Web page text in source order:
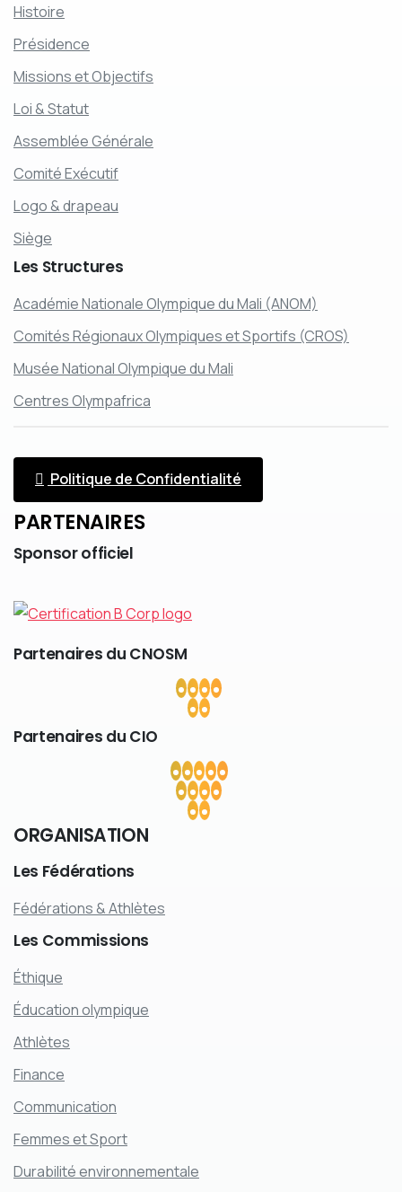
Histoire
Présidence
Missions et Objectifs
Loi & Statut
Assemblée Générale
Comité Exécutif
Logo & drapeau
Siège
Les Structures
Académie Nationale Olympique du Mali (ANOM)
Comités Régionaux Olympiques et Sportifs (CROS)
Musée National Olympique du Mali
Centres Olympafrica
Politique de Confidentialité
PARTENAIRES
Sponsorofficiel
Partenaires du CNOSM
Partenaires du CIO
ORGANISATION
Les Fédérations
Fédérations & Athlètes
Les Commissions
Éthique
Éducation olympique
Athlètes
Finance
Communication
Femmes et Sport
Durabilité environnementale